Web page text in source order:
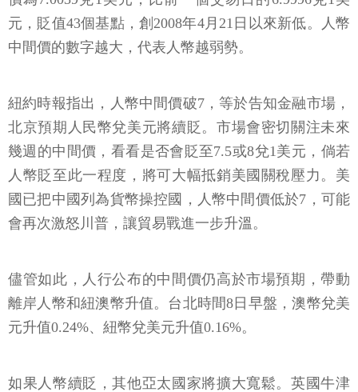
元，貶值43個基點，創2008年4月21日以來新低。人幣
中間價的數字越大，代表人幣越弱勢。
紐約時報指出，人幣中間價破7，等於告知金融市場，
北京預期人民幣兌美元將續貶。市場會密切關注未來
幾週的中間價，看看是否會貶至7.5或8兌1美元，倘若
人幣貶至此一程度，將可大幅抵銷美國關稅壓力。美
國已把中國列為貨幣操控國，人幣中間價低於7，可能
會再次激怒川普，讓貿易戰進一步升溫。
儘管如此，人行公布的中間價仍高於市場預期，帶動
離岸人幣和紐澳幣升值。台北時間8日早盤，澳幣兌美
元升值0.24%、紐幣兌美元升值0.16%。
如果人幣續貶，其他亞太國家將擴大寬鬆。英國牛津